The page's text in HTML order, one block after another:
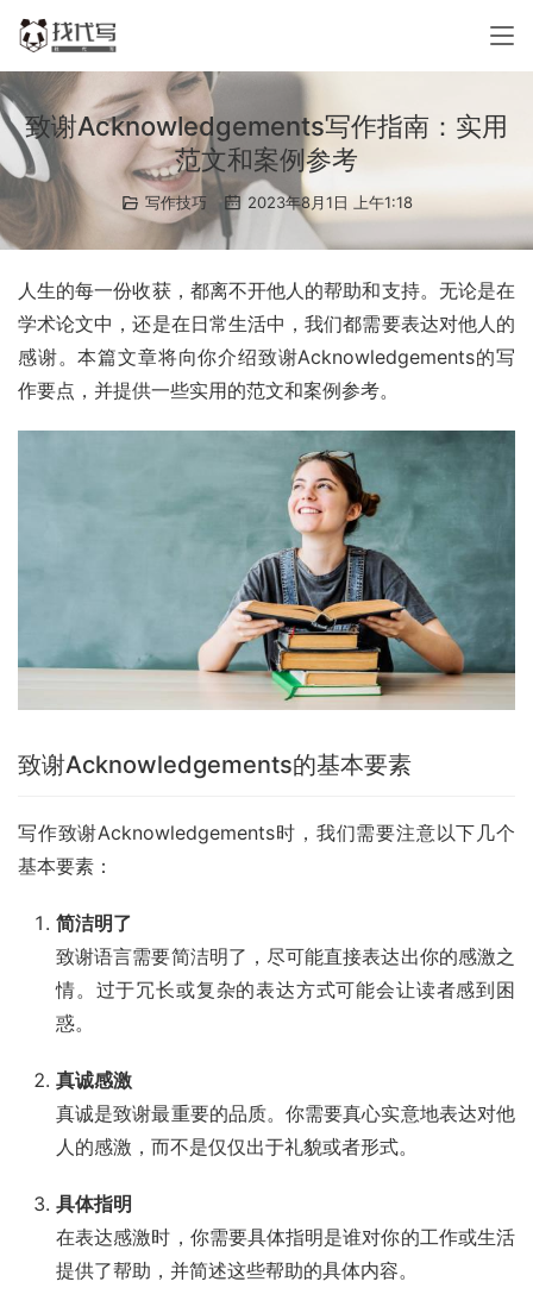
致谢Acknowledgements写作指南：实用
范文和案例参考
写作技巧 2023年8月1日 上午1:18
人生的每一份收获，都离不开他人的帮助和支持。无论是在
学术论文中，还是在日常生活中，我们都需要表达对他人的
感谢。本篇文章将向你介绍致谢Acknowledgements的写
作要点，并提供一些实用的范文和案例参考。
致谢Acknowledgements的基本要素
写作致谢Acknowledgements时，我们需要注意以下几个
基本要素：
简洁明了
致谢语言需要简洁明了，尽可能直接表达出你的感激之
情。过于冗长或复杂的表达方式可能会让读者感到困
惑。
真诚感激
真诚是致谢最重要的品质。你需要真心实意地表达对他
人的感激，而不是仅仅出于礼貌或者形式。
具体指明
在表达感激时，你需要具体指明是谁对你的工作或生活
提供了帮助，并简述这些帮助的具体内容。